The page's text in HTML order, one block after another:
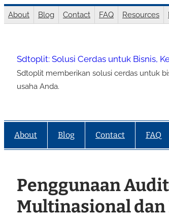
Lewati
ke
About Blog Contact FAQ Resources
Sdtoplit: Solusi Cerdas untuk Bisnis,
Sdtoplit memberikan solusi cerdas untuk
usaha Anda.
About Blog Contact FAQ
Penggunaan
Multinasional